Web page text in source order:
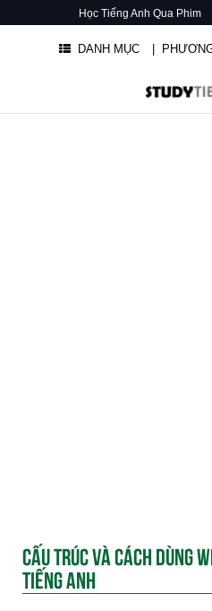
Học Tiếng Anh Qua Phim
DANH MỤC |
CẤU TRÚC VÀ CÁCH DÙNG
TIẾNG ANH